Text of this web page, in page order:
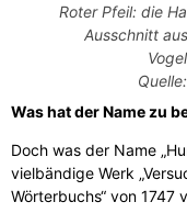
Roter Pfeil: die
Ausschnitt
Was hat der Name zu
Doch was der Name
vielbändige Werk
Wörterbuchs“ von 1747